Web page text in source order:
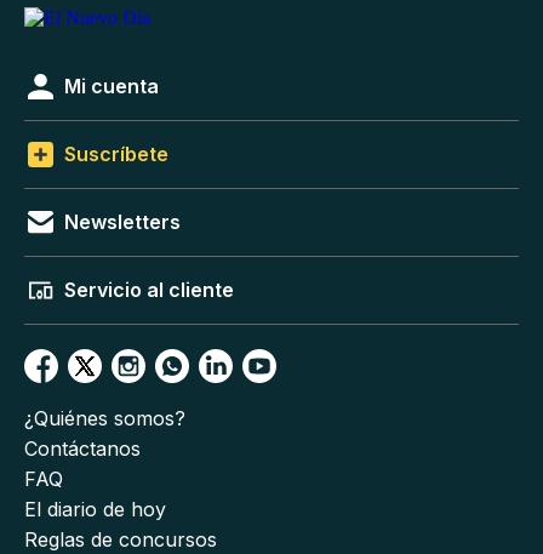
Mi cuenta
Suscríbete
Newsletters
Servicio al cliente
¿Quiénes somos?
Contáctanos
FAQ
El diario de hoy
Reglas de concursos